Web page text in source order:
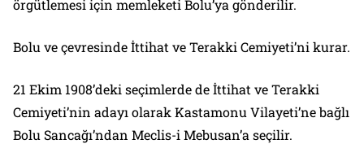
örgütlemesi için memleketi Bolu’ya gönderilir.
Bolu ve çevresinde İttihat ve Terakki Cemiyeti’ni kurar.
21 Ekim 1908’deki seçimlerde de İttihat ve Terakki
Cemiyeti’nin adayı olarak Kastamonu Vilayeti’ne bağlı
Bolu Sancağı’ndan Meclis-i Mebusan’a seçilir.